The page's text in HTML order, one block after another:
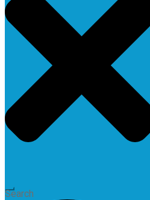
Search